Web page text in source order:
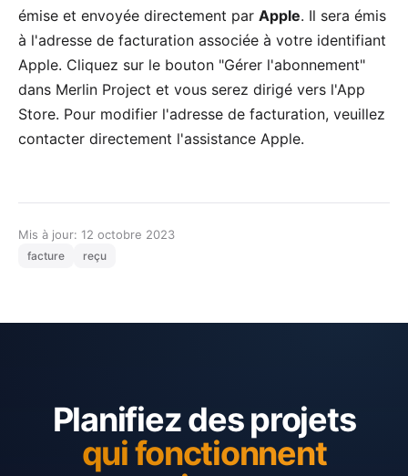
émise et envoyée directement par Apple. Il sera émis
à l'adresse de facturation associée à votre identifiant
Apple. Cliquez sur le bouton "Gérer l'abonnement"
dans Merlin Project et vous serez dirigé vers l'App
Store. Pour modifier l'adresse de facturation, veuillez
contacter directement l'assistance Apple.
Mis à jour: 12 octobre 2023
facture reçu
Planifiez des projets
qui fonctionnent